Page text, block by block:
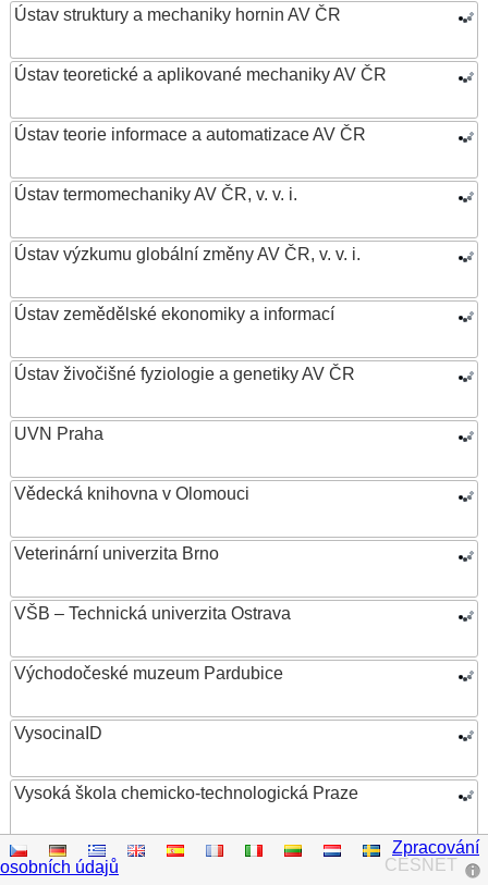
Ústav struktury a mechaniky hornin AV ČR
Ústav teoretické a aplikované mechaniky AV ČR
Ústav teorie informace a automatizace AV ČR
Ústav termomechaniky AV ČR, v. v. i.
Ústav výzkumu globální změny AV ČR, v. v. i.
Ústav zemědělské ekonomiky a informací
Ústav živočišné fyziologie a genetiky AV ČR
UVN Praha
Vědecká knihovna v Olomouci
Veterinární univerzita Brno
VŠB – Technická univerzita Ostrava
Východočeské muzeum Pardubice
VysocinaID
Vysoká škola chemicko-technologická Praze
Vysoká škola ekonomická v Praze
CESNET
Zpracování
osobních údajů